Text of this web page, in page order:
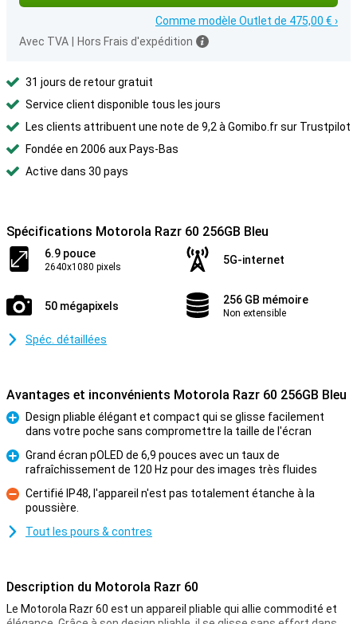
Comme modèle Outlet de 475,00 € ›
Avec TVA
Hors Frais d'expédition
31 jours de retour gratuit
Service client disponible tous les jours
Les clients attribuent une note de 9,2 à Gomibo.fr sur Trustpilot
Fondée en 2006 aux Pays-Bas
Active dans 30 pays
Spécifications Motorola Razr 60 256GB Bleu
6.9 pouce
2640x1080 pixels
5G-internet
50 mégapixels 256 GB mémoire
Non extensible
Spéc. détaillées
Avantages et inconvénients Motorola Razr 60 256GB Bleu
Pour
Design pliable élégant et compact qui se glisse facilement
dans votre poche sans compromettre la taille de l'écran
Pour
Grand écran pOLED de 6,9 pouces avec un taux de
rafraîchissement de 120 Hz pour des images très fluides
Contre
Certifié IP48, l'appareil n'est pas totalement étanche à la
poussière.
Tout les pours & contres
Description du Motorola Razr 60
Le Motorola Razr 60 est un appareil pliable qui allie commodité et